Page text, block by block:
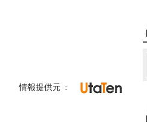
情報提供元